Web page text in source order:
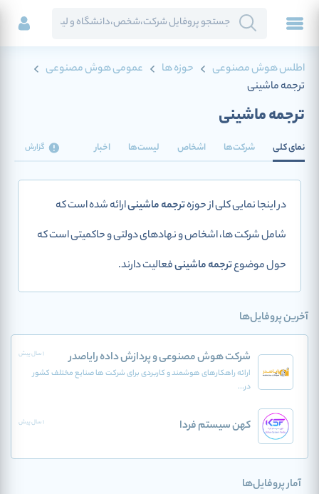
اطلس هوش مصنوعی حوزه ها
عمومی هوش مصنوعی
ترجمه ماشینی
ترجمه ماشینی
نمای کلی شرکت‌ها اشخاص لیست‌ها اخبار گزارش
در اینجا نمایی کلی از حوزهترجمه ماشینیارائه شده است که
شامل شرکت ها، اشخاص و نهادهای دولتی و حاکمیتی است که
حول موضوعترجمه ماشینیفعالیت دارند.
آخرین پروفایل‌ها
شرکت هوش مصنوعی و پردازش داده رایاصدر 1 سال پیش
ارائه راهکارهای هوشمند و کاربردی برای شرکت ها صنایع مختلف کشور
در...
کهن سیستم فردا 1 سال پیش
آمار پروفایل‌ها